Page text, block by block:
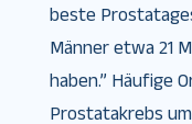
beste
Männer etwa 21
haben.” Häufige
Prostatakrebs